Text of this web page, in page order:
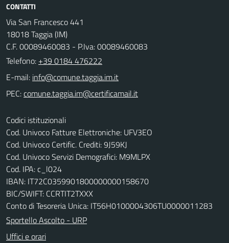
CONTATTI
Via San Francesco 441
18018 Taggia (IM)
C.F. 00089460083 - P.Iva: 00089460083
Telefono: +39 0184 476222
E-mail:
PEC:
Codici istituzionali
Cod. Univoco Fatture Elettroniche: UFV3EO
Cod. Univoco Certific. Crediti: 9J59KJ
Cod. Univoco Servizi Demografici: M9MLPX
Cod. IPA: c_l024
IBAN: IT72C0359901800000000158670
BIC/SWIFT: CCRTIT2TXXX
Conto di Tesoreria Unica: IT56H0100004306TU0000011283
Sportello Ascolto - URP
Uffici e orari